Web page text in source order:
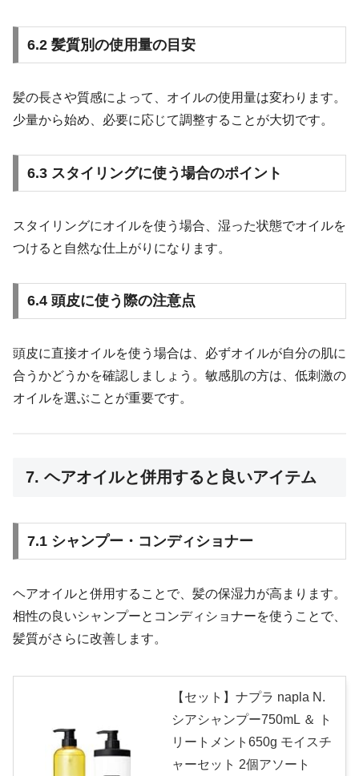
6.2 髪質別の使用量の目安
髪の長さや質感によって、オイルの使用量は変わります。
少量から始め、必要に応じて調整することが大切です。
6.3 スタイリングに使う場合のポイント
スタイリングにオイルを使う場合、湿った状態でオイルを
つけると自然な仕上がりになります。
6.4 頭皮に使う際の注意点
頭皮に直接オイルを使う場合は、必ずオイルが自分の肌に
合うかどうかを確認しましょう。敏感肌の方は、低刺激の
オイルを選ぶことが重要です。
7. ヘアオイルと併用すると良いアイテム
7.1 シャンプー・コンディショナー
ヘアオイルと併用することで、髪の保湿力が高まります。
相性の良いシャンプーとコンディショナーを使うことで、
髪質がさらに改善します。
【セット】ナプラ napla N.
シアシャンプー750mL ＆ ト
リートメント650g モイスチ
ャーセット 2個アソート